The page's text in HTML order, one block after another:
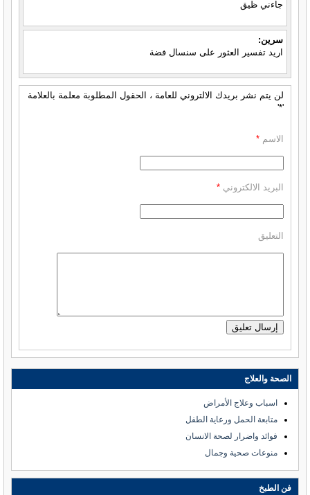
جاءني ظيق
سرين:
اريد تفسير العثور على سنسال فضة
لن يتم نشر بريدك الالتروني للعامة ، الحقول المطلوبة معلمة بالعلامة
'*'
الاسم *
البريد الالكتروني *
التعليق
الصحة والعلاج
اسباب وعلاج الأمراض
متابعة الحمل ورعاية الطفل
فوائد واضرار لصحة الانسان
منوعات صحية وجمال
فن الطبخ